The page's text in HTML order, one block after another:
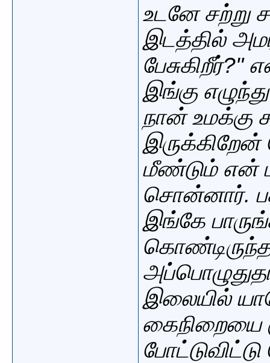
உடனே சற்று
இடத்தில்
இங்கு
நான் உமக்கு
மீண்டும் என்
சொன்னார்.
இங்கே
இலையில்